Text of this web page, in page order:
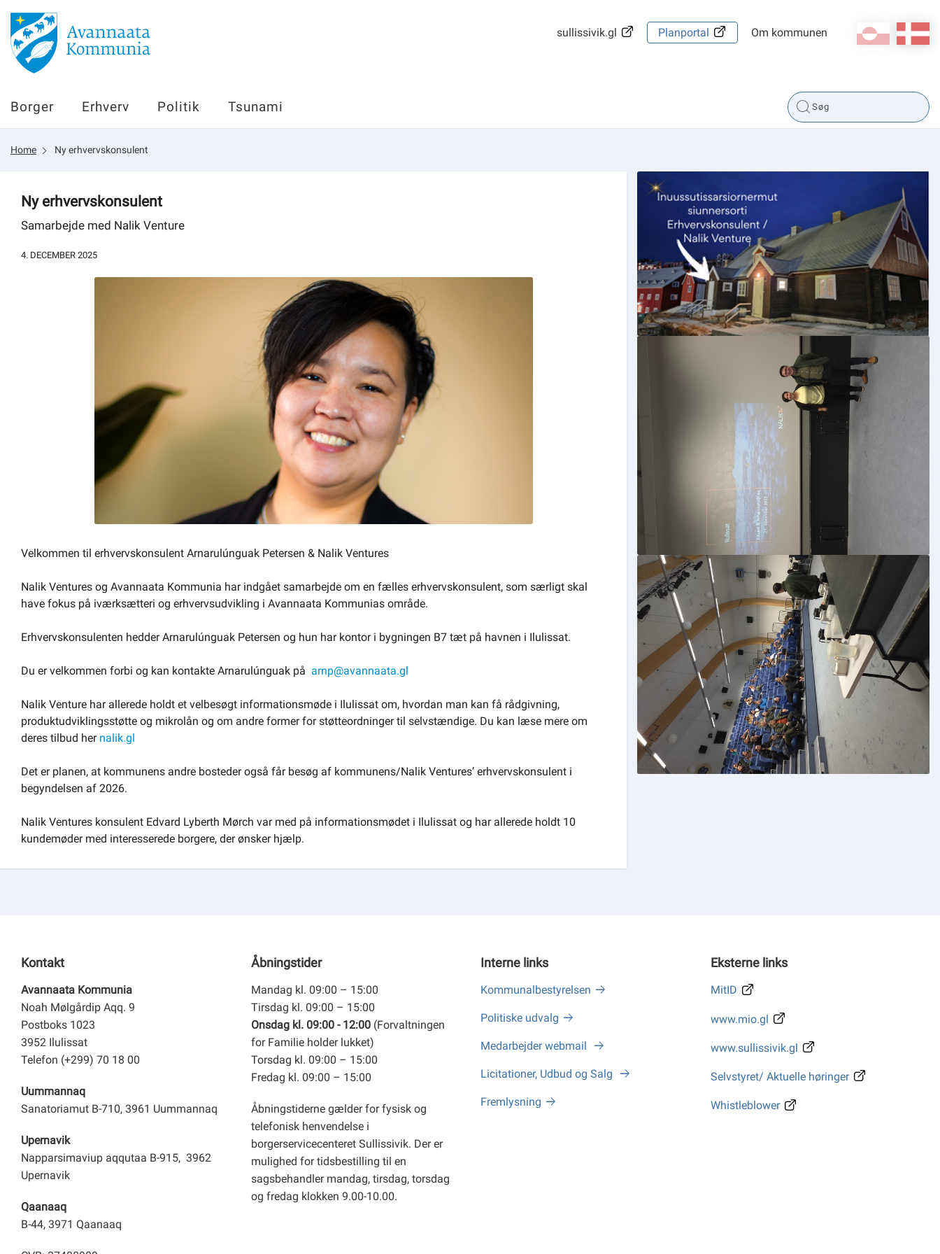
Borger
Erhverv
Politik
Tsunami
sullissivik.gl
kl-GL
sullissivik.gl Planportal Om kommunen
Borger Erhverv Politik Tsunami
Home Ny erhvervskonsulent
Ny erhvervskonsulent
Samarbejde med Nalik Venture
4. DECEMBER 2025
Velkommen til erhvervskonsulent Arnarulúnguak Petersen & Nalik Ventures
Nalik Ventures og Avannaata Kommunia har indgået samarbejde om en fælles erhvervskonsulent, som særligt skal
have fokus på iværksætteri og erhvervsudvikling i Avannaata Kommunias område.
Erhvervskonsulenten hedder Arnarulúnguak Petersen og hun har kontor i bygningen B7 tæt på havnen i Ilulissat.
Du er velkommen forbi og kan kontakte Arnarulúnguak på arnp@avannaata.gl
Nalik Venture har allerede holdt et velbesøgt informationsmøde i Ilulissat om, hvordan man kan få rådgivning,
produktudviklingsstøtte og mikrolån og om andre former for støtteordninger til selvstændige. Du kan læse mere om
deres tilbud her nalik.gl
Det er planen, at kommunens andre bosteder også får besøg af kommunens/Nalik Ventures’ erhvervskonsulent i
begyndelsen af 2026.
Nalik Ventures konsulent Edvard Lyberth Mørch var med på informationsmødet i Ilulissat og har allerede holdt 10
kundemøder med interesserede borgere, der ønsker hjælp.
Kontakt
Avannaata Kommunia
Noah Mølgårdip Aqq. 9
Postboks 1023
3952 Ilulissat
Telefon (+299) 70 18 00
Uummannaq
Sanatoriamut B-710, 3961 Uummannaq
Upernavik
Napparsimaviup aqqutaa B-915, 3962
Upernavik
Qaanaaq
B-44, 3971 Qaanaaq
Åbningstider
Mandag kl. 09:00 – 15:00
Tirsdag kl. 09:00 – 15:00
Onsdag kl. 09:00 - 12:00 (Forvaltningen
for Familie holder lukket)
Torsdag kl. 09:00 – 15:00
Fredag kl. 09:00 – 15:00
Åbningstiderne gælder for fysisk og
telefonisk henvendelse i
borgerservicecenteret Sullissivik. Der er
mulighed for tidsbestilling til en
sagsbehandler mandag, tirsdag, torsdag
og fredag klokken 9.00-10.00.
Interne links
Kommunalbestyrelsen
Politiske udvalg
Medarbejder webmail
Licitationer, Udbud og Salg
Fremlysning
Eksterne links
MitID
www.mio.gl
www.sullissivik.gl
Selvstyret/ Aktuelle høringer
Whistleblower